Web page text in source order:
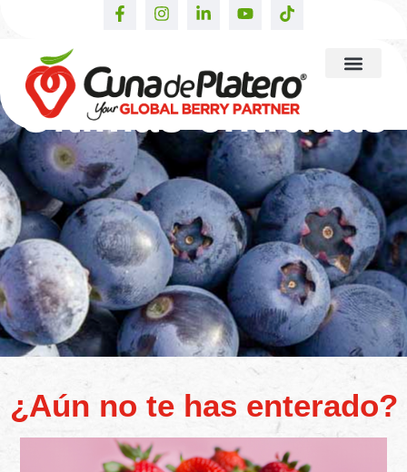
Últimas entradas
¿Aún no te has enterado?